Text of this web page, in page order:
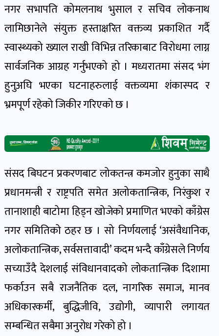
शिक्षा
खबर
पोष्ट
बिपद-
जोखिम
र
खेलाडी
अपराध
खबर
पोष्ट
स्वास्थ्य
खबर
पोष्ट
नगर सभापति कोमलनाथ भुसाल र सचिव लोकनाथ
लामिछानेले संयुक्त हस्ताक्षरित वक्तव्य प्रकाशित गर्दै
स्वास्थ्यको ख्याल राखी विभिन्न तरिकाबाट विरोधमा लाग्न
सार्वजनिक आग्रह गर्नुभएको हो । मध्यरातमा संसद भंग
हुनुअघि भएका घटनाहरुलाई वक्तव्यमा शंकास्पद र
भ्रमपूर्ण रहेको जिकीर गरिएको छ ।
संसद बिघटन प्रकरणबाट लोकतन्त्र कमजोर हुनुका साथै
प्रधानमन्त्री र राष्ट्रपति समेत अलोकतान्त्रिक, निरंकुश र
तानाशाही बाटोमा हिड्न खोजेको प्रमाणित भएको काँग्रेस
नगर समितिको ठहर छ । सो निर्णयलाई ‘असंवैधानिक,
अलोकतान्त्रिक, सर्वसत्तावादी’ कदम भन्दै काँग्रेसले निर्णय
सच्याउँदै देशलाई संविधानवादको लोकतान्त्रिक दिशामा
फर्काउन सबै राजनैतिक दल, नागरिक समाज, मानव
अधिकारकर्मी, बुद्धिजीवि, उद्योगी, व्यापारी लगायत
सम्बन्धित सबैमा अनुरोध गरेको हो ।